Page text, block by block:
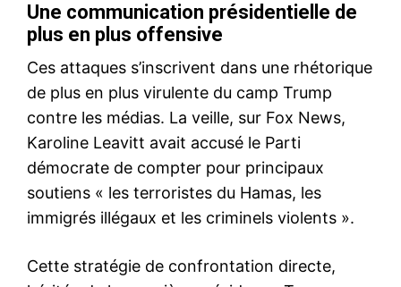
Une communication présidentielle de
plus en plus offensive
Ces attaques s’inscrivent dans une rhétorique
de plus en plus virulente du camp Trump
contre les médias. La veille, sur Fox News,
Karoline Leavitt avait accusé le Parti
démocrate de compter pour principaux
soutiens « les terroristes du Hamas, les
immigrés illégaux et les criminels violents ».
Cette stratégie de confrontation directe,